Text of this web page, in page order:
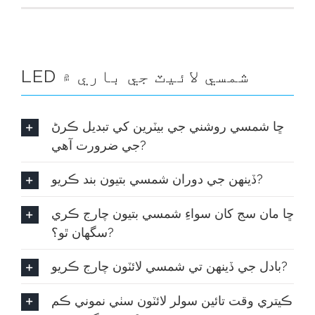
LED شمسي لائيٽ جي باري ۾
ڇا شمسي روشني جي بيٽرين کي تبديل ڪرڻ
جي ضرورت آهي?
ڏينهن جي دوران شمسي بتيون بند ڪريو?
ڇا مان سج کان سواءِ شمسي بتيون چارج ڪري
سگهان ٿو؟?
بادل جي ڏينهن تي شمسي لائٽون چارج ڪريو?
ڪيتري وقت تائين سولر لائٽون سٺي نموني ڪم